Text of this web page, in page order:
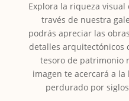
Explora la riqueza visual
través de nuestra
podrás apreciar las
detalles arquitectónicos
tesoro de patrimonio
imagen te acercará a
perdurado por